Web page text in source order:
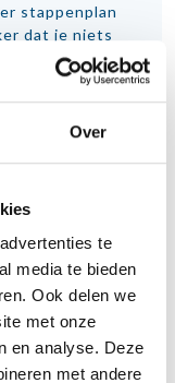
Over
te
media te bieden
Ook delen we
met onze
en analyse. Deze
met andere
stappenplan
dat je niets
waar
geeft
waarin er
❞